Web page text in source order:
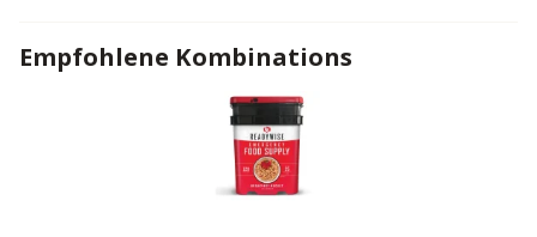
Empfohlene Kombinations